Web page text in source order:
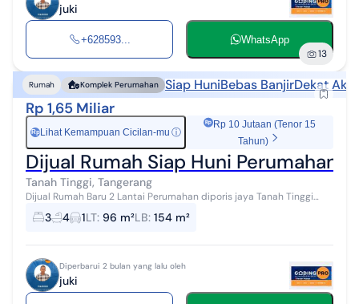
juki
+628593... WhatsApp
13
Rumah Komplek Perumahan Siap HuniBebas BanjirDekat
Rp 1,65 Miliar
Rp Lihat Kemampuan Cicilan-mu ⓘ
Rp 10 Jutaan (Tenor 15
Tahun)
Dijual Rumah Siap Huni Perumahan
Tanah Tinggi, Tangerang
Dijual Rumah Baru 2 Lantai Perumahan diporis jaya Tanah Tinggi
Kota Tangerang Rp 1 M 650 juta Cash Kpr Bank LT 96 m² (8×12)
Bangunan 15...
3 4 1LT: 96 m²LB: 154 m²
Diperbarui 2 bulan yang lalu oleh
juki